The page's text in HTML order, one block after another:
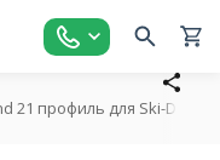
21 профиль для Ski-Doo